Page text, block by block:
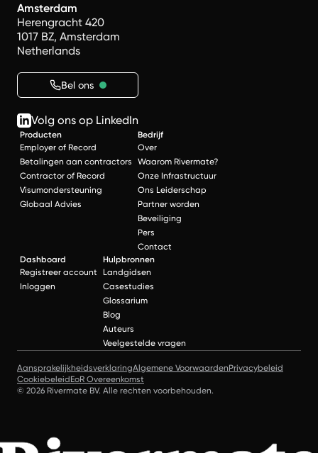
Amsterdam
Herengracht 420
1017 BZ, Amsterdam
Netherlands
Bel ons
Volg ons op LinkedIn
Producten
Employer of Record
Betalingen aan contractors
Contractor of Record
Visumondersteuning
Globaal Advies
Bedrijf
Over
Waarom Rivermate?
Onze Infrastructuur
Ons Leiderschap
Partner worden
Beveiliging
Pers
Contact
Dashboard
Registreer account
Inloggen
Hulpbronnen
Landgidsen
Casestudies
Glossarium
Blog
Auteurs
Veelgestelde vragen
AansprakelijkheidsverklaringAlgemene VoorwaardenPrivacybeleid
CookiebeleidEoR Overeenkomst
© 2026 Rivermate BV. Alle rechten voorbehouden.